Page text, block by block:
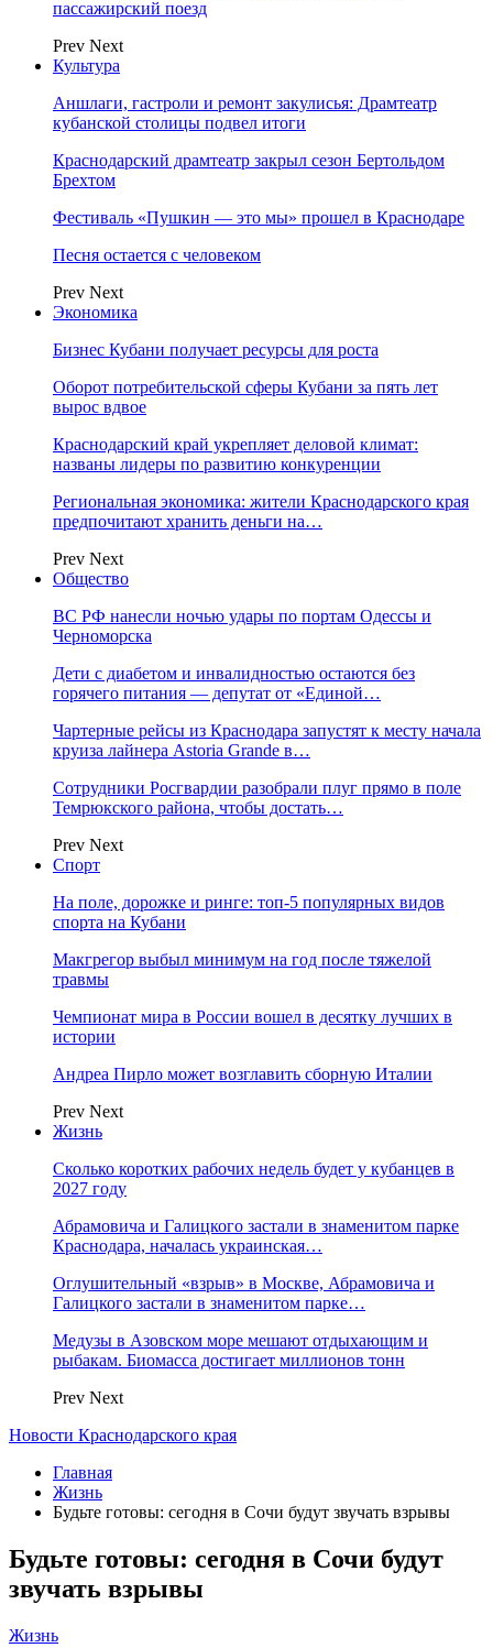
пассажирский поезд
Prev Next
Культура
Аншлаги, гастроли и ремонт закулисья: Драмтеатр
кубанской столицы подвел итоги
Краснодарский драмтеатр закрыл сезон Бертольдом
Брехтом
Фестиваль «Пушкин — это мы» прошел в Краснодаре
Песня остается с человеком
Prev Next
Экономика
Бизнес Кубани получает ресурсы для роста
Оборот потребительской сферы Кубани за пять лет
вырос вдвое
Краснодарский край укрепляет деловой климат:
названы лидеры по развитию конкуренции
Региональная экономика: жители Краснодарского края
предпочитают хранить деньги на…
Prev Next
Общество
ВС РФ нанесли ночью удары по портам Одессы и
Черноморска
Дети с диабетом и инвалидностью остаются без
горячего питания — депутат от «Единой…
Чартерные рейсы из Краснодара запустят к месту начала
круиза лайнера Astoria Grande в…
Сотрудники Росгвардии разобрали плуг прямо в поле
Темрюкского района, чтобы достать…
Prev Next
Спорт
На поле, дорожке и ринге: топ-5 популярных видов
спорта на Кубани
Макгрегор выбыл минимум на год после тяжелой
травмы
Чемпионат мира в России вошел в десятку лучших в
истории
Андреа Пирло может возглавить сборную Италии
Prev Next
Жизнь
Сколько коротких рабочих недель будет у кубанцев в
2027 году
Абрамовича и Галицкого застали в знаменитом парке
Краснодара, началась украинская…
Оглушительный «взрыв» в Москве, Абрамовича и
Галицкого застали в знаменитом парке…
Медузы в Азовском море мешают отдыхающим и
рыбакам. Биомасса достигает миллионов тонн
Prev Next
Новости Краснодарского края
Главная
Жизнь
Будьте готовы: сегодня в Сочи будут звучать взрывы
Будьте готовы: сегодня в Сочи будут
звучать взрывы
Жизнь